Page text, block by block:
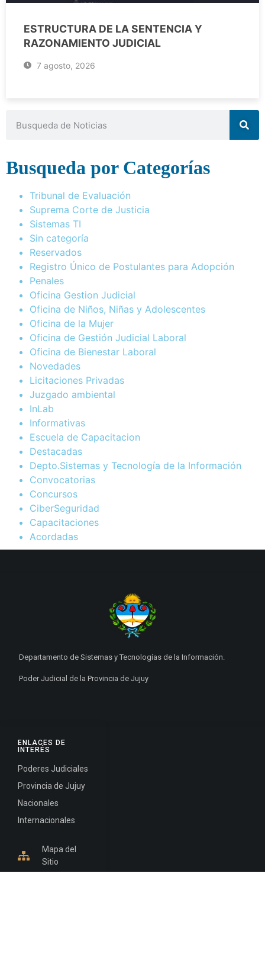
ESTRUCTURA DE LA SENTENCIA Y
RAZONAMIENTO JUDICIAL
7 agosto, 2026
Busqueda por Categorías
Tribunal de Evaluación
Suprema Corte de Justicia
Sistemas TI
Sin categoría
Reservados
Registro Único de Postulantes para Adopción
Penales
Oficina Gestion Judicial
Oficina de Niños, Niñas y Adolescentes
Oficina de la Mujer
Oficina de Gestión Judicial Laboral
Oficina de Bienestar Laboral
Novedades
Licitaciones Privadas
Juzgado ambiental
InLab
Informativas
Escuela de Capacitacion
Destacadas
Depto.Sistemas y Tecnología de la Información
Convocatorias
Concursos
CiberSeguridad
Capacitaciones
Acordadas
ENLACES DE
INTERÉS
Poderes Judiciales
Provincia de Jujuy
Nacionales
Internacionales
Mapa del
Sitio
Departamento de Sistemas y Tecnologías de la Información.
Poder Judicial de la Provincia de Jujuy